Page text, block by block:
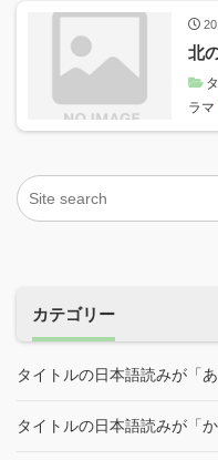
北
ラマ
カテゴリー
タイトルの日本語読みが「
タイトルの日本語読みが「